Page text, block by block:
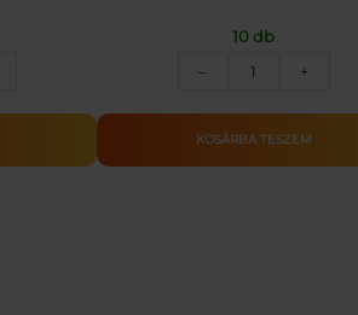
10 db
–
Üdvözlőkártya
Bor_RAJZ
mennyiség
+
KOSÁRBA TESZEM